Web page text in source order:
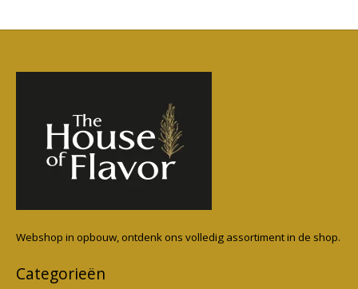
Webshop in opbouw, ontdenk ons volledig assortiment in de shop.
Categorieën